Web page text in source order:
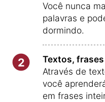
Você nunca
palavras e
dormindo.
2
Textos,
Através de
você
em frases